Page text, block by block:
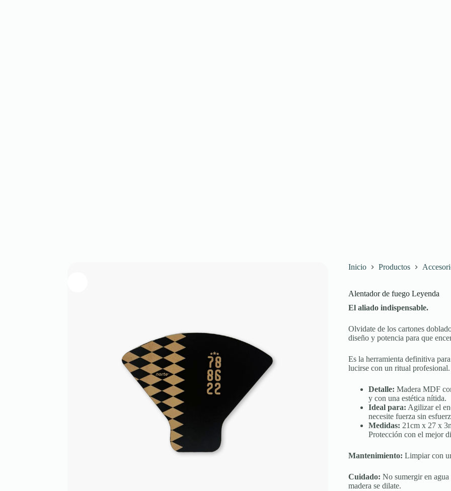
Inicio Productos
Alentador de fuego Leyenda
El aliado indispensable.
Olvidate de los cartones
diseño y potencia para que
Es la herramienta definitiva
lucirse con un ritual profesional.
Detalle: Madera MDF
y con una estética nítida.
Ideal para: Agilizar el
necesite fuerza sin
Medidas: 21cm x 27 x
Protección con el mejor
Mantenimiento: Limpiar con
Cuidado: No sumergir en
madera se dilate.